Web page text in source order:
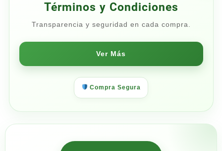
Términos y Condiciones
Transparencia y seguridad en cada compra.
Ver Más
Compra Segura